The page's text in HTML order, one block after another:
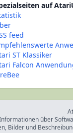
auf
feed
ST Klassiker
Falcon
über
Bilder und